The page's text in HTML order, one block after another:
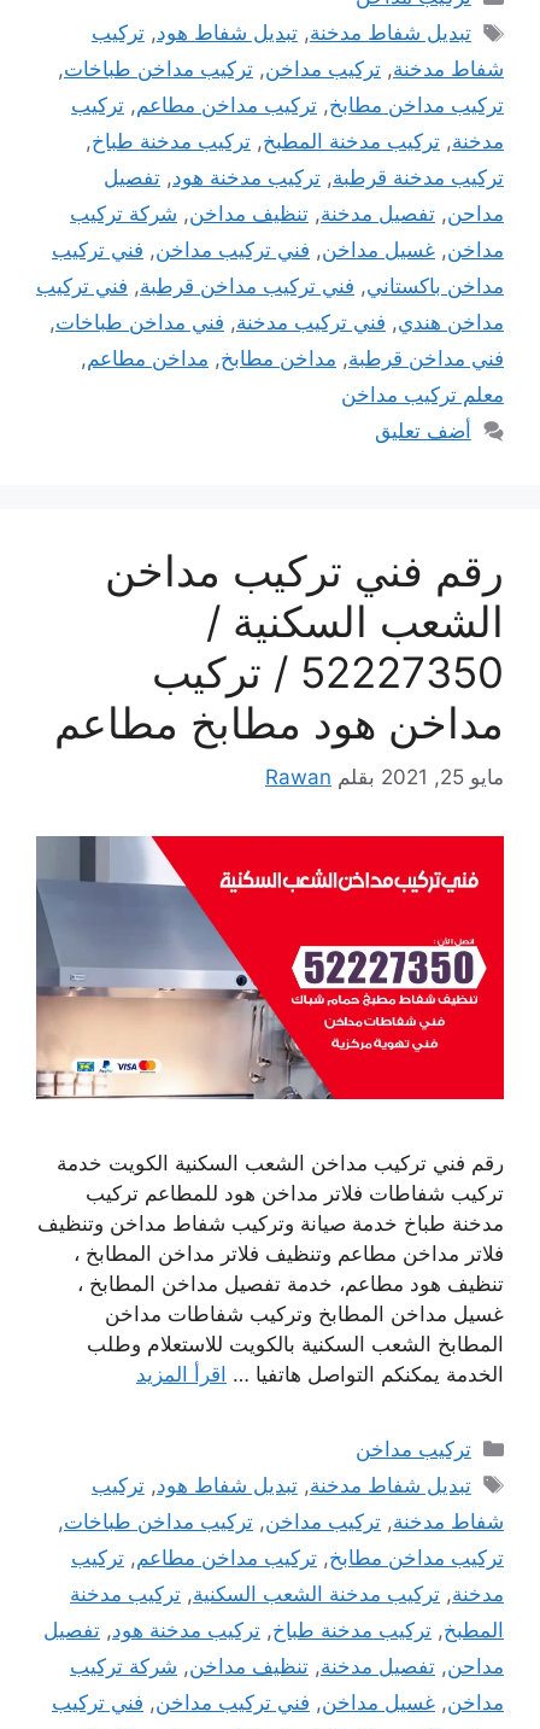
الوسوم
تبديل شفاط مدخنة,تبديل شفاط هود,تركيب
شفاط مدخنة, تركيب مداخن, تركيب مداخن طباخات,
تركيب مداخن مطابخ, تركيب مداخن مطاعم, تركيب
مدخنة, تركيب مدخنة المطبخ, تركيب مدخنة طباخ,
تركيب مدخنة قرطبة, تركيب مدخنة هود, تفصيل
مداحن, تفصيل مدخنة, تنظيف مداخن, شركة تركيب
مداخن, غسيل مداخن, فني تركيب مداخن, فني تركيب
مداخن باكستاني, فني تركيب مداخن قرطبة, فني تركيب
مداخن هندي, فني تركيب مدخنة, فني مداخن طباخات,
فني مداخن قرطبة, مداخن مطابخ, مداخن مطاعم,
معلم تركيب مداخن
أضف تعليق
رقم فني تركيب مداخن
الشعب السكنية /
52227350 / تركيب
مداخن هود مطابخ مطاعم
مايو 25, 2021 بقلم Rawan
رقم فني تركيب مداخن الشعب السكنية الكويت خدمة
تركيب شفاطات فلاتر مداخن هود للمطاعم تركيب
مدخنة طباخ خدمة صيانة وتركيب شفاط مداخن وتنظيف
فلاتر مداخن مطاعم وتنظيف فلاتر مداخن المطابخ ،
تنظيف هود مطاعم، خدمة تفصيل مداخن المطابخ ،
غسيل مداخن المطابخ وتركيب شفاطات مداخن
المطابخ الشعب السكنية بالكويت للاستعلام وطلب
الخدمة يمكنكم التواصل هاتفيا … اقرأ المزيد
التصنيفات
تركيب مداخن
الوسوم
تبديل شفاط مدخنة,تبديل شفاط هود,تركيب
شفاط مدخنة, تركيب مداخن, تركيب مداخن طباخات,
تركيب مداخن مطابخ, تركيب مداخن مطاعم, تركيب
مدخنة, تركيب مدخنة الشعب السكنية, تركيب مدخنة
المطبخ, تركيب مدخنة طباخ, تركيب مدخنة هود, تفصيل
مداحن, تفصيل مدخنة, تنظيف مداخن, شركة تركيب
مداخن, غسيل مداخن, فني تركيب مداخن, فني تركيب